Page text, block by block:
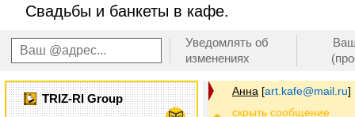
Свадьбы и банкеты в кафе.
Уведомлять об
изменениях
TRIZ-RI Group
Анна [art.kafe@mail.ru]